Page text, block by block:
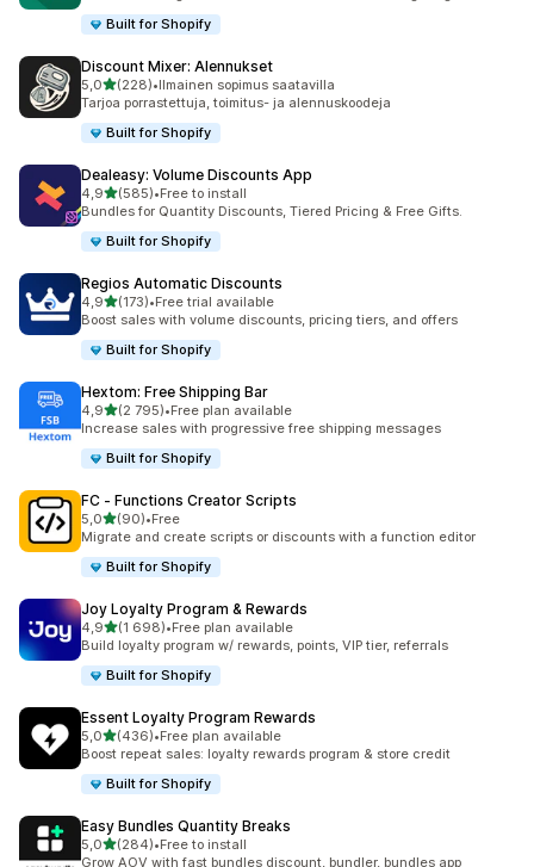
Built for Shopify
Discount Mixer: Alennukset
5,0/ 5 tähteä
(228)
228 arvostelua yhteensä
•Ilmainen sopimus saatavilla
Tarjoa porrastettuja, toimitus- ja alennuskoodeja
Built for Shopify
Dealeasy: Volume Discounts App
4,9/ 5 tähteä
(585)
585 arvostelua yhteensä
•Free to install
Bundles for Quantity Discounts, Tiered Pricing & Free Gifts.
Built for Shopify
Regios Automatic Discounts
4,9/ 5 tähteä
(173)
173 arvostelua yhteensä
•Free trial available
Boost sales with volume discounts, pricing tiers, and offers
Built for Shopify
Hextom: Free Shipping Bar
4,9/ 5 tähteä
(2 795)
2795 arvostelua yhteensä
•Free plan available
Increase sales with progressive free shipping messages
Built for Shopify
FC ‑ Functions Creator Scripts
5,0/ 5 tähteä
(90)
90 arvostelua yhteensä
•Free
Migrate and create scripts or discounts with a function editor
Built for Shopify
Joy Loyalty Program & Rewards
4,9/ 5 tähteä
(1 698)
1698 arvostelua yhteensä
•Free plan available
Build loyalty program w/ rewards, points, VIP tier, referrals
Built for Shopify
Essent Loyalty Program Rewards
5,0/ 5 tähteä
(436)
436 arvostelua yhteensä
•Free plan available
Boost repeat sales: loyalty rewards program & store credit
Built for Shopify
Easy Bundles Quantity Breaks
5,0/ 5 tähteä
(284)
284 arvostelua yhteensä
•Free to install
Grow AOV with fast bundles discount, bundler, bundles app